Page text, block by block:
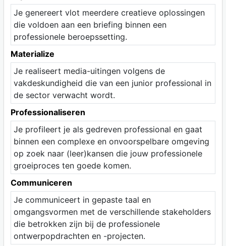
Je genereert vlot meerdere creatieve oplossingen
die voldoen aan een briefing binnen een
professionele beroepssetting.
Materialize
Je realiseert media-uitingen volgens de
vakdeskundigheid die van een junior professional in
de sector verwacht wordt.
Professionaliseren
Je profileert je als gedreven professional en gaat
binnen een complexe en onvoorspelbare omgeving
op zoek naar (leer)kansen die jouw professionele
groeiproces ten goede komen.
Communiceren
Je communiceert in gepaste taal en
omgangsvormen met de verschillende stakeholders
die betrokken zijn bij de professionele
ontwerpopdrachten en -projecten.